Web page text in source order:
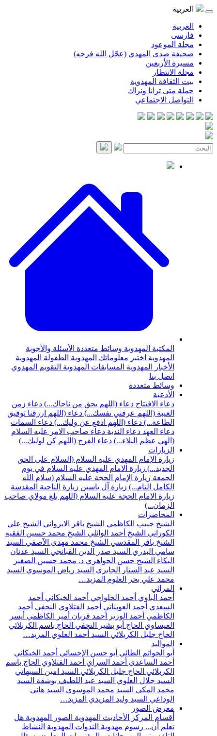
العربية
العربية
فارسی
مجلة الموعود
صحيفة صدى المهدي (عجّل الله فرجه)
مسيرة الأربعين
مجلة الانتظار
بيت الثقافة المهدوية
حملة متى ترانا ونراك
التواصل الاجتماعي
المكتبة المهدوية وسائط متعددة الأسئلة والأجوبة
المهدوية اختبر معلوماتك المهدوية الطفولة المهدوية
الأخبار المهدوية المسابقات المهدوية التقويم المهدوي
اتصل بنا
وسائط متعددة
الأدعية
دعاء الافتتاح دعاء (اللهم بحق من ناجاك...) دعاء زمن
الغيبة (اللهم عرفني نفسك...) دعاء (اللهم ارزقنا توفيق
الطاعة...) دعاء (اللهم ادفع عن وليك...) دعاء السمات
دعاء العهد دعاء الندبة دعاء صاحب الامر عليه السلام
(الهي عظم البلاء...) دعاء الفرج (اللهم كن لوليك...)
الزيارات
زيارة الإمام المهدي عليه السلام (السلام على الحق
الجديد...) زيارة الامام المهدي عليه السلام في يوم
الجمعة زيارة الإمام الحجة عليه السلام (سلام الله
الكامل التام...) زيارة آل ياسين زيارة الناحية المقدسة
زيارة الامام الحجة عليه السلام (اللهم بلغ مولاي صاحب
الزمان...)
المحاضرات
الشيخ حبيب الكاظمي الشيخ باقر الايرواني الشيخ علي
الكوراني الشيخ أحمد الوائلي الشيخ محمد حسين الفقيه
الشيخ باقر المقدسي الشيخ محمد مهدي الآصفي السيد
سامي البدري السيد صدر الدين القبانجي السيد عدنان
البكاء الشيخ حسن الجواهري د. محمد حسين الصغير
السيد عبد الستار الجابري السيد رياض الموسوي السيد
محمد علي بحر العلوم المزيد…
المراثي
أحمد الباوي أحمد الحلواجي أحمد الخيكاني أحمد
السعدي أحمد العويناتي أحمد الفتلاوي النجفي أحمد
الكاظمي أحمد الوزير أحمد قربان أمير الكاظمي أيسر
العيساوي الحاج أبو بشير النجفي الحاج باسم الكربلائي
الحاج جليل الكربلائي السيد أحمد العلوي المزيد…
المواليد
أبو الحواتم الطائي أبو حسن الإحسائي أحمد الخيكاني
أحمد الساعدي أحمد السراي أحمد الفتلاوي الحاج باسم
الكربلائي الحاج جليل الكربلائي السيد امين السيهاتي
السيد جلال العلوي السيد عبد اللطيف بوشقة السيد
محمد المكي السيد محمد الموسوي السيد هاني
الوداعي السيد وليد المزيدي المزيد…
معرض الصور
أقسام المركز
الأحاديث المهدوية الصور المهدوية هل
تعلم أن... رسوم مهدوية الندوات المهدوية النشاط